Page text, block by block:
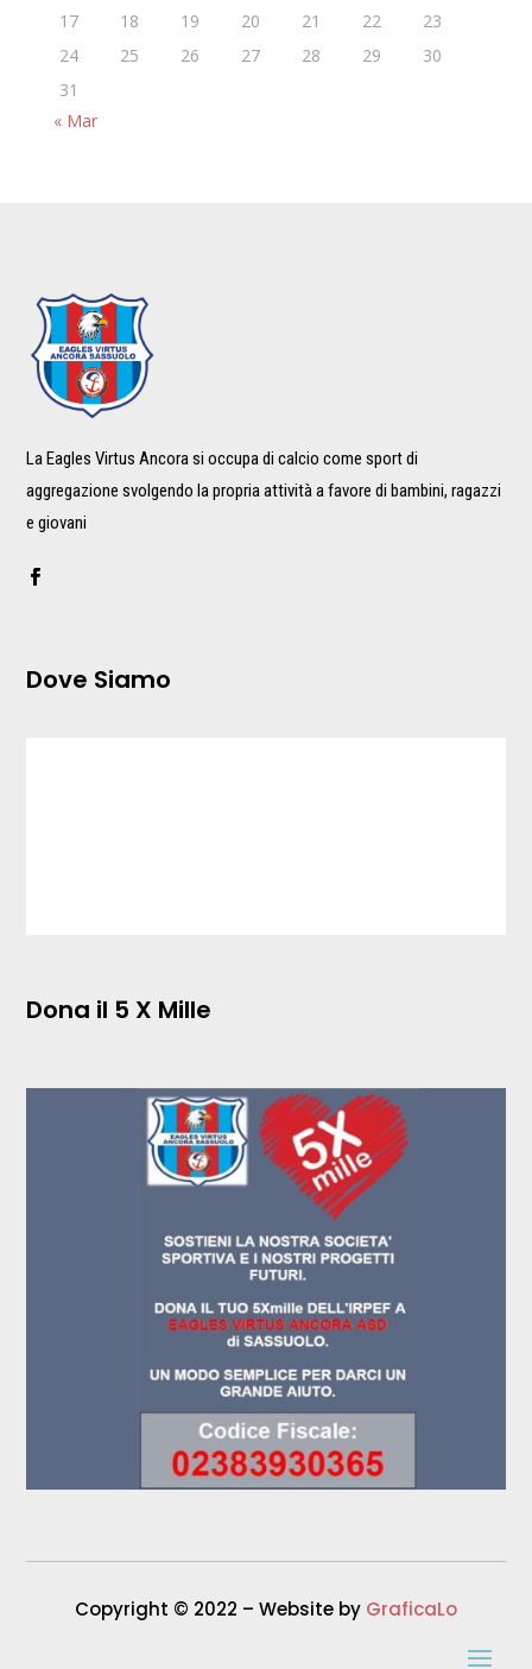
17
18 19 20 21 22
23
24
25 26 27 28 29
30
31
« Mar
La Eagles Virtus Ancora si occupa di calcio come sport di
aggregazione svolgendo la propria attività a favore di bambini, ragazzi
e giovani
Dove Siamo
Dona il 5 X Mille
Copyright © 2022 – Website by GraficaLo